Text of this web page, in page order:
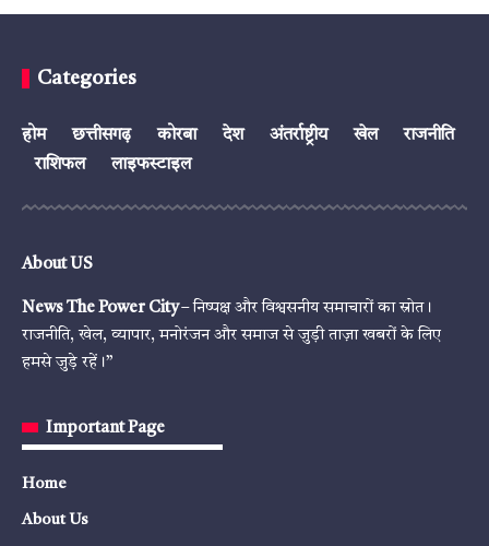
Categories
होम छत्तीसगढ़ कोरबा देश अंतर्राष्ट्रीय खेल
राजनीति
राशिफल
लाइफस्टाइल
About US
News The Power City– निष्पक्ष और विश्वसनीय समाचारों का स्रोत।
राजनीति, खेल, व्यापार, मनोरंजन और समाज से जुड़ी ताज़ा खबरों के लिए
हमसे जुड़े रहें।”
Important Page
Home
About Us